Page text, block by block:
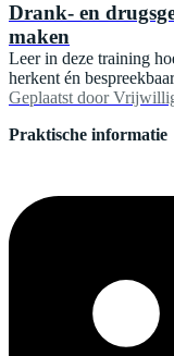
Drank- en
maken
Leer in deze training
herkent én
Geplaatst door
Praktische informatie